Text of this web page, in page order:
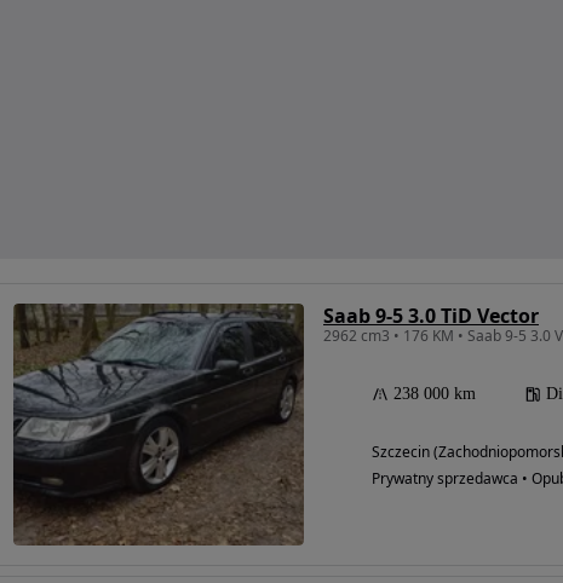
Saab 9-5 3.0 TiD Vector
2962 cm3 • 176 KM • Saab 9-5 3.0
238 000 km
Szczecin
Prywatny sprzedawca •